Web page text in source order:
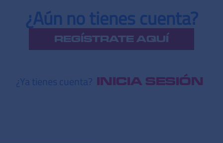
¿Aún no tienes cuenta?
REGÍSTRATE AQUÍ
¿Ya tienes cuenta? INICIA SESIÓN